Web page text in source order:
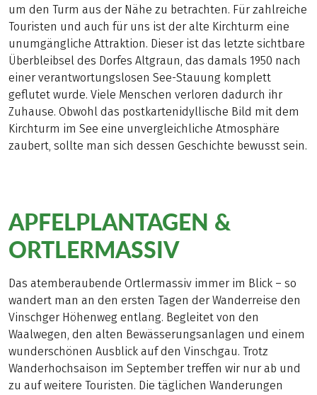
um den Turm aus der Nähe zu betrachten. Für zahlreiche
Touristen und auch für uns ist der alte Kirchturm eine
unumgängliche Attraktion. Dieser ist das letzte sichtbare
Überbleibsel des Dorfes Altgraun, das damals 1950 nach
einer verantwortungslosen See-Stauung komplett
geflutet wurde. Viele Menschen verloren dadurch ihr
Zuhause. Obwohl das postkartenidyllische Bild mit dem
Kirchturm im See eine unvergleichliche Atmosphäre
zaubert, sollte man sich dessen Geschichte bewusst sein.
APFELPLANTAGEN &
ORTLERMASSIV
Das atemberaubende Ortlermassiv immer im Blick – so
wandert man an den ersten Tagen der Wanderreise den
Vinschger Höhenweg entlang. Begleitet von den
Waalwegen, den alten Bewässerungsanlagen und einem
wunderschönen Ausblick auf den Vinschgau. Trotz
Wanderhochsaison im September treffen wir nur ab und
zu auf weitere Touristen. Die täglichen Wanderungen